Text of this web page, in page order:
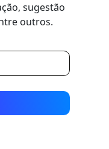
sugestão
outros.